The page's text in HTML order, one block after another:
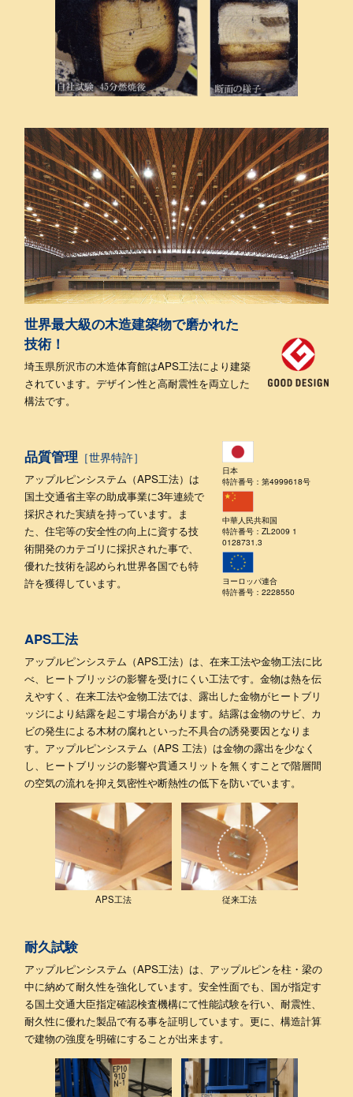
世界最大級の木造建築物で磨かれた
技術！
埼玉県所沢市の木造体育館はAPS工法により建築
されています。デザイン性と高耐震性を両立した
構法です。
品質管理 ［世界特許］
アップルピンシステム（APS工法）は
国土交通省主宰の助成事業に3年連続で
採択された実績を持っています。ま
た、住宅等の安全性の向上に資する技
術開発のカテゴリに採択された事で、
優れた技術を認められ世界各国でも特
許を獲得しています。
日本
特許番号：第4999618号
中華人民共和国
特許番号：ZL2009 1
0128731.3
ヨーロッパ連合
特許番号：2228550
APS工法
アップルピンシステム（APS工法）は、在来工法や金物工法に比
べ、ヒートブリッジの影響を受けにくい工法です。金物は熱を伝
えやすく、在来工法や金物工法では、露出した金物がヒートブリ
ッジにより結露を起こす場合があります。結露は金物のサビ、カ
ビの発生による木材の腐れといった不具合の誘発要因となりま
す。アップルピンシステム（APS 工法）は金物の露出を少なく
し、ヒートブリッジの影響や貫通スリットを無くすことで階層間
の空気の流れを抑え気密性や断熱性の低下を防いでいます。
APS工法 従来工法
耐久試験
アップルピンシステム（APS工法）は、アップルピンを柱・梁の
中に納めて耐久性を強化しています。安全性面でも、国が指定す
る国土交通大臣指定確認検査機構にて性能試験を行い、耐震性、
耐久性に優れた製品で有る事を証明しています。更に、構造計算
で建物の強度を明確にすることが出来ます。